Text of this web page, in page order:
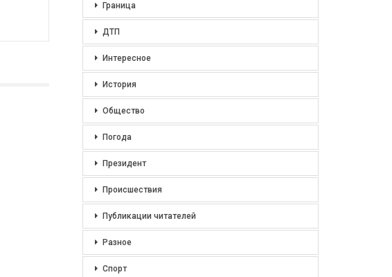
Граница
ДТП
Интересное
История
Общество
Погода
Президент
Происшествия
Публикации читателей
Разное
Спорт